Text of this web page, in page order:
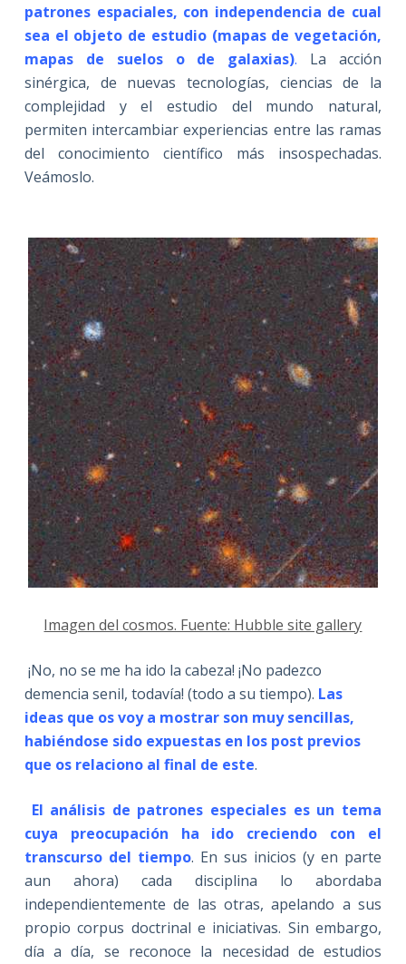
patrones espaciales, con independencia de cual
sea el objeto de estudio (mapas de vegetación,
mapas de suelos o de galaxias). La acción
sinérgica, de nuevas tecnologías, ciencias de la
complejidad y el estudio del mundo natural,
permiten intercambiar experiencias entre las ramas
del conocimiento científico más insospechadas.
Veámoslo.
Imagen del cosmos. Fuente: Hubble site gallery
¡No, no se me ha ido la cabeza! ¡No padezco
demencia senil, todavía! (todo a su tiempo). Las
ideas que os voy a mostrar son muy sencillas,
habiéndose sido expuestas en los post previos
que os relaciono al final de este.
El análisis de patrones especiales es un tema
cuya preocupación ha ido creciendo con el
transcurso del tiempo. En sus inicios (y en parte
aun ahora) cada disciplina lo abordaba
independientemente de las otras, apelando a sus
propio corpus doctrinal e iniciativas. Sin embargo,
día a día, se reconoce la necesidad de estudios